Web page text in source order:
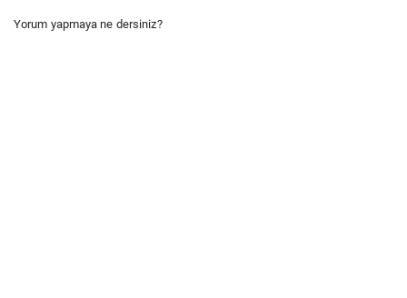
Yorum yapmaya ne dersiniz?